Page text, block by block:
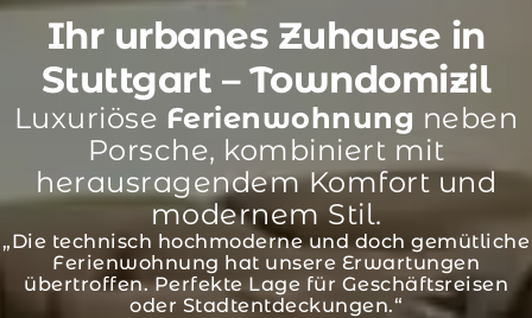
Ihr urbanes Zuhause in
Stuttgart – Towndomizil
Luxuriöse Ferienwohnung neben
Porsche, kombiniert mit
herausragendem Komfort und
modernem Stil.
Die technisch hochmoderne und doch gemütliche
Ferienwohnung hat unsere Erwartungen
übertroffen. Perfekte Lage für Geschäftsreisen
oder Stadtentdeckungen.